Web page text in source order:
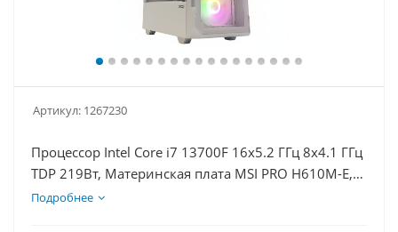
Артикул: 1267230
Процессор Intel Core i7 13700F 16x5.2 ГГц 8x4.1 ГГц
TDP 219Вт, Материнская плата MSI PRO H610M-E,
Видеокарта RTX 5060Ti 8Гб, Память DDR4 32Gb,
Подробнее